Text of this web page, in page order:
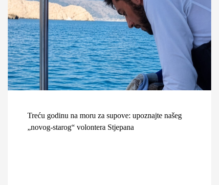
Treću godinu na moru za supove: upoznajte našeg
„novog-starog“ volontera Stjepana